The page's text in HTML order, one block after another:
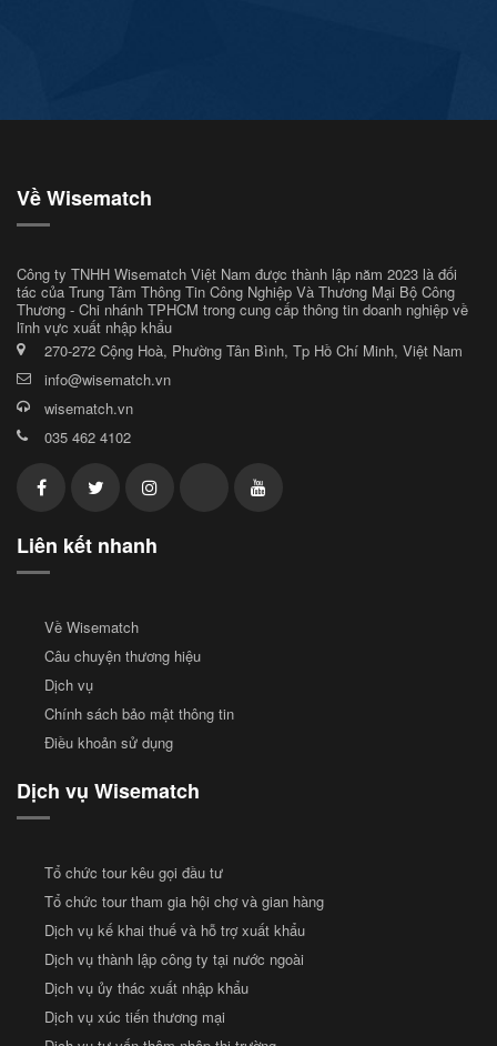
Về Wisematch
Công ty TNHH Wisematch Việt Nam được thành lập năm 2023 là đối
tác của Trung Tâm Thông Tin Công Nghiệp Và Thương Mại Bộ Công
Thương - Chi nhánh TPHCM trong cung cấp thông tin doanh nghiệp về
lĩnh vực xuất nhập khẩu
270-272 Cộng Hoà, Phường Tân Bình, Tp Hồ Chí Minh, Việt Nam
info@wisematch.vn
wisematch.vn
035 462 4102
Liên kết nhanh
Về Wisematch
Câu chuyện thương hiệu
Dịch vụ
Chính sách bảo mật thông tin
Điều khoản sử dụng
Dịch vụ Wisematch
Tổ chức tour kêu gọi đầu tư
Tổ chức tour tham gia hội chợ và gian hàng
Dịch vụ kế khai thuế và hỗ trợ xuất khẩu
Dịch vụ thành lập công ty tại nước ngoài
Dịch vụ ủy thác xuất nhập khẩu
Dịch vụ xúc tiến thương mại